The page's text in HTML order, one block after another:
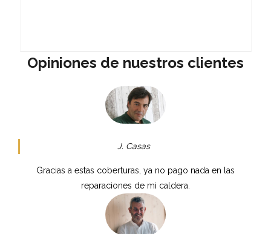
Opiniones de nuestros clientes
J. Casas
Gracias a estas coberturas, ya no pago nada en las
reparaciones de mi caldera.